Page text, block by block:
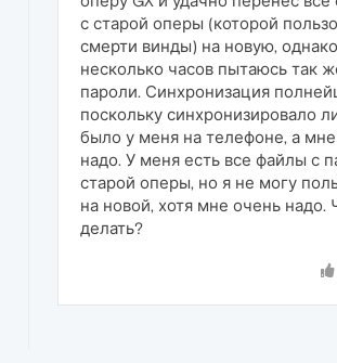
с старой оперы (которой
смерти винды) на новую,
несколько часов пытаюсь так
пароли. Синхронизация
поскольку синхронизировало
было у меня на телефоне, а мне
надо. У меня есть все файлы с
старой оперы, но я не могу
на новой, хотя мне очень надо.
делать?